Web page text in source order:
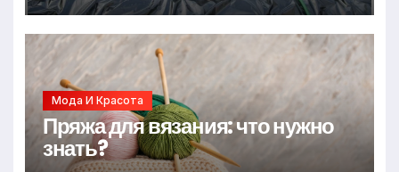
Мода И Красота
Пряжа для вязания: что нужно
знать?